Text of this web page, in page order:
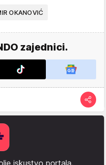
OKANOVIĆ
zajednici.
iskustvo portala.